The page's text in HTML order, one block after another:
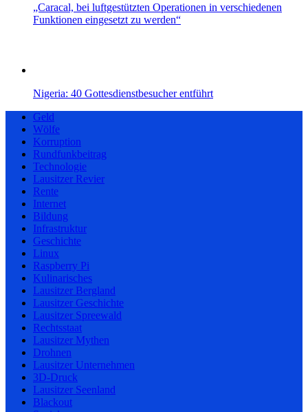
„Caracal, bei luftgestützten Operationen in verschiedenen
Funktionen eingesetzt zu werden“
Nigeria: 40 Gottesdienstbesucher entführt
Geld
Wölfe
Korruption
Rundfunkbeitrag
Technologie
Lausitzer Revier
Rente
Internet
Bildung
Infrastruktur
Geschichte
Linux
Raspberry Pi
Kulinarisches
Lausitzer Bergland
Lausitzer Geschichte
Lausitzer Spreewald
Rechtsstaat
Lausitzer Mythen
Drohnen
Lausitzer Unternehmen
3D-Druck
Lausitzer Seenland
Blackout